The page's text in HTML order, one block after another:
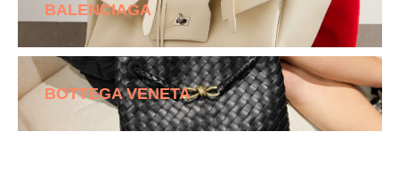
BALENCIAGA
BOTTEGA VENETA